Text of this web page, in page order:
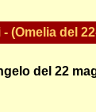
(Omelia del
del 22